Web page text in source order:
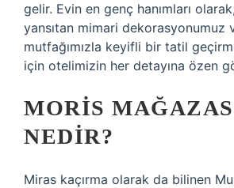
gelir. Evin en genç hanımları
yansıtan mimari dekorasyonumuz
mutfağımızla keyifli bir tatil
için otelimizin her detayına özen
MORIS
NEDIR?
Miras kaçırma olarak da bilinen